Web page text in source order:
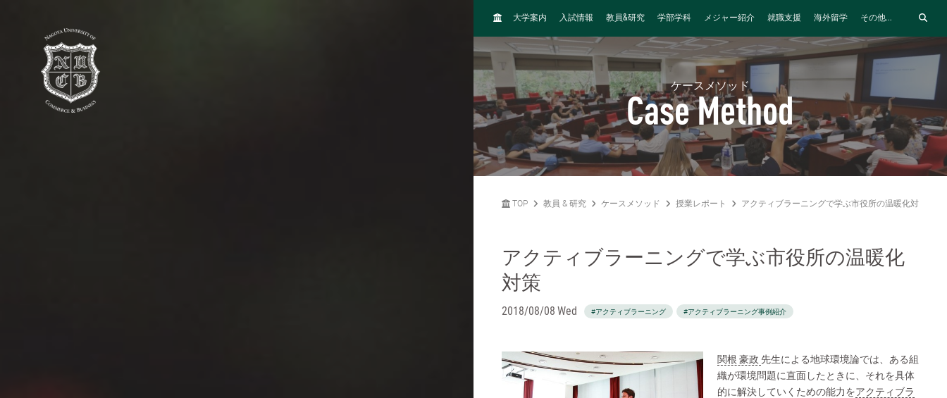
H
M
大学案内 入試情報 教員&研究 学部学科 メジャー紹介 就職支援 海外留学 その他...
ケースメソッド
Case Method
TOP 教員 & 研究 ケースメソッド 授業レポート アクティブラーニングで学ぶ市役所の温暖化対策
アクティブラーニングで学ぶ市役所の温暖化
対策
2018/08/08 Wed #アクティブラーニング #アクティブラーニング事例紹介
関根 豪政 先生による地球環境論では、ある組
織が環境問題に直面したときに、それを具体
的に解決していくための能力をアクティブラ